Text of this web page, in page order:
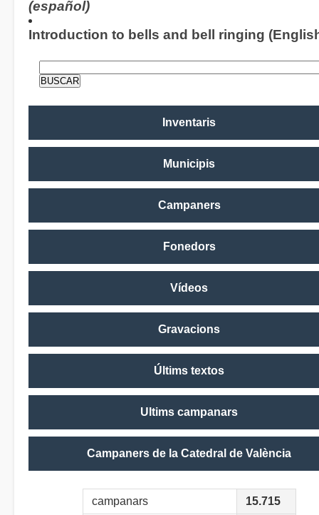
(español)
Introduction to bells and bell ringing
Inventaris
Municipis
Campaners
Fonedors
Vídeos
Gravacions
Últims textos
Ultims campanars
Campaners de la Catedral de València
campanars 15.715